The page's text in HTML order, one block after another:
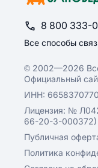
8 800 333-
Все способы
© 2002—2026
Официальный
ИНН:
Лицензия: №
66-20-3-000372)
Публичная
Политика